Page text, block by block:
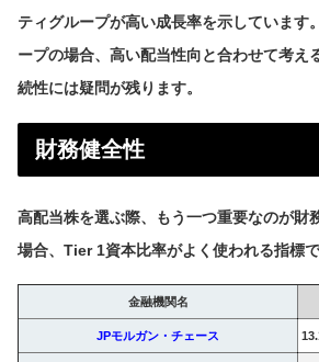
ティグループが高い成長率を示しています
ープの場合、高い配当性向と合わせて考え
続性には疑問が残ります。
財務健全性
高配当株を選ぶ際、もう一つ重要なのが財
場合、Tier 1資本比率がよく使われる指標で
金融機関名
JPモルガン・チェース